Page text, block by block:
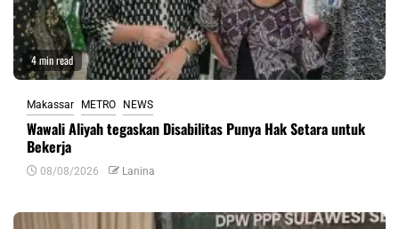
4 min read
Makassar METRO NEWS
Wawali Aliyah tegaskan Disabilitas Punya Hak Setara untuk
Bekerja
08/08/2026 Lanina